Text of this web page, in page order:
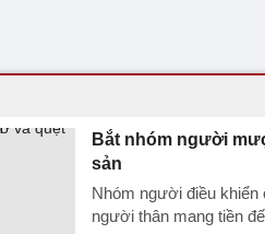
Bắt nhóm người
sản
Nhóm người điều khiển
người thân mang tiền